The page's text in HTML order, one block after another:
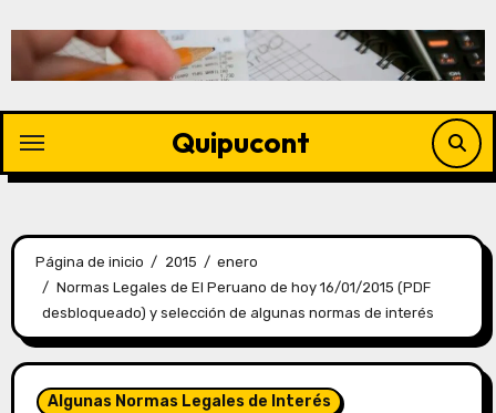
Quipucont
Página de inicio 2015
enero
Normas Legales de El Peruano de hoy 16/01/2015 (PDF
desbloqueado) y selección de algunas normas de interés
Algunas Normas Legales de Interés